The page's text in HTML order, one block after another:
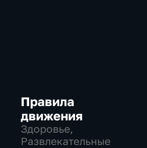
Правила
движения
Здоровье,
Развлекательные